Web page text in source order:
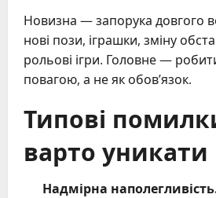
Новизна — запорука довгого
нові пози, іграшки, зміну
рольові ігри. Головне —
повагою, а не як обов’язок.
Типові
варто уникати
Надмірна